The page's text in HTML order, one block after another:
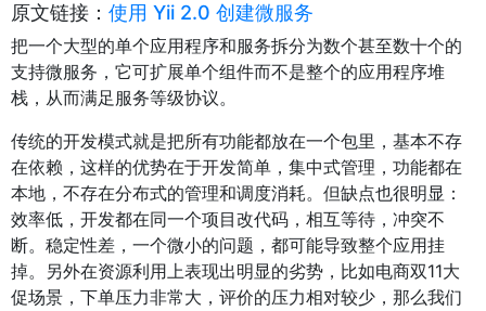
原文链接： 使用 Yii 2.0 创建微服务
把一个大型的单个应用程序和服务拆分为数个甚至数十个的
支持微服务，它可扩展单个组件而不是整个的应用程序堆
栈，从而满足服务等级协议。
传统的开发模式就是把所有功能都放在一个包里，基本不存
在依赖，这样的优势在于开发简单，集中式管理，功能都在
本地，不存在分布式的管理和调度消耗。但缺点也很明显：
效率低，开发都在同一个项目改代码，相互等待，冲突不
断。稳定性差，一个微小的问题，都可能导致整个应用挂
掉。另外在资源利用上表现出明显的劣势，比如电商双11大
促场景，下单压力非常大，评价的压力相对较少，那么我们